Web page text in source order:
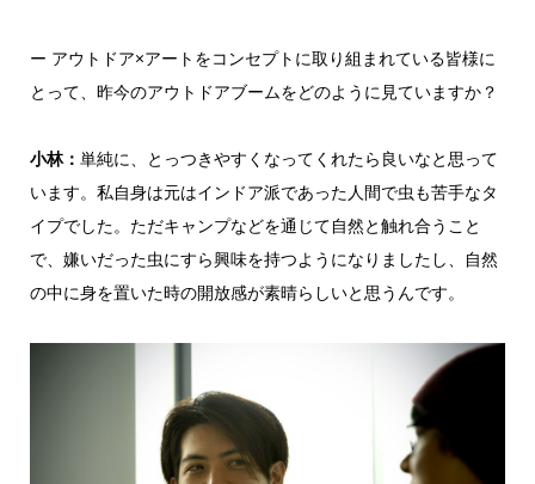
ー アウトドア×アートをコンセプトに取り組まれている皆様に
とって、昨今のアウトドアブームをどのように見ていますか？
小林： 単純に、とっつきやすくなってくれたら良いなと思って
います。私自身は元はインドア派であった人間で虫も苦手なタ
イプでした。ただキャンプなどを通じて自然と触れ合うこと
で、嫌いだった虫にすら興味を持つようになりましたし、自然
の中に身を置いた時の開放感が素晴らしいと思うんです。